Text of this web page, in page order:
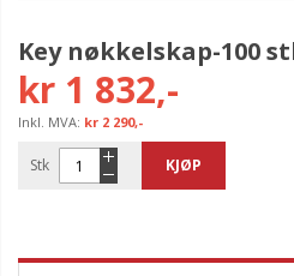
Key nøkkelskap-100
kr 1 832,-
kr 2 290,-
Stk KJØP